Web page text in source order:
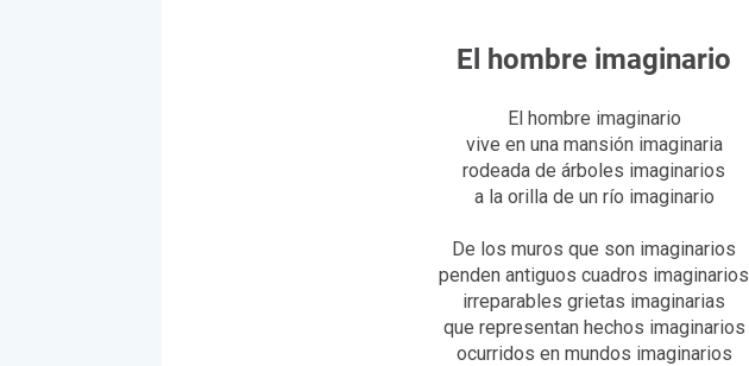
El hombre imaginario
El hombre imaginario
vive en una mansión imaginaria
rodeada de árboles imaginarios
a la orilla de un río imaginario
De los muros que son imaginarios
penden antiguos cuadros imaginarios
irreparables grietas imaginarias
que representan hechos imaginarios
ocurridos en mundos imaginarios